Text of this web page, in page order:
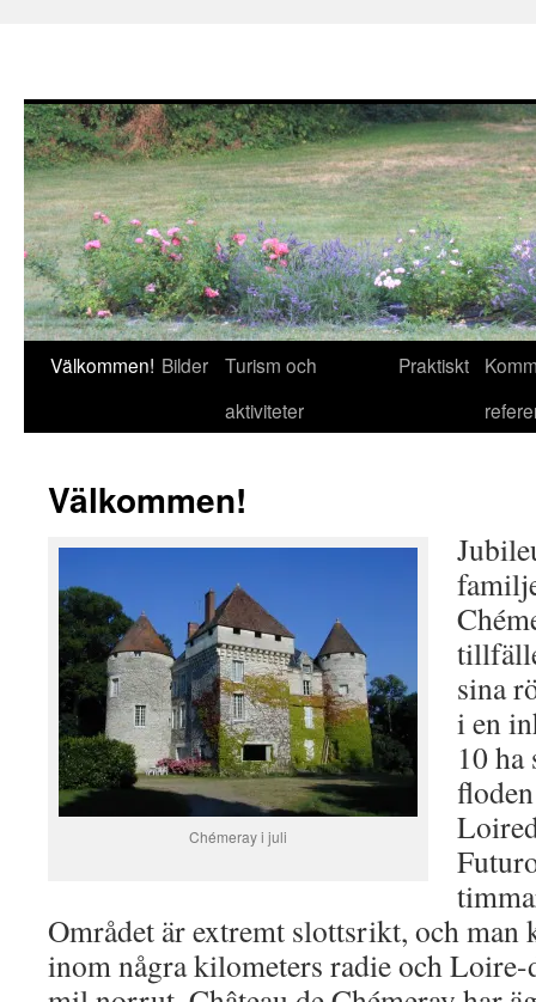
GåVälkommen! Bilder
Turism och
aktiviteter
Praktiskt
Välkommen!
Chémeray i juli
sina
i en
10
Området är extremt slottsrikt, och man
inom några kilometers radie och Loire-